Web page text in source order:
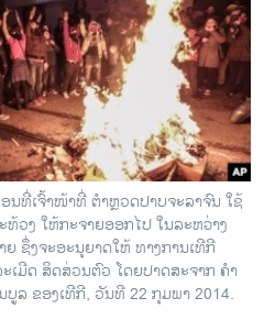
ທີ່ເຈົ້າໜ້າທີ່ ຕຳຫຼວດປາບຈະລາຈົນ ໃຊ້
ວງ ໃຫ້ກະຈາຍອອກໄປ ໃນລະຫວ່າງ
ຊຶ່ງຈະອະນຸຍາດໃຫ້ ທາງການເທີກີ
ມີດ ສິດສ່ວນຕົວ ໂດຍປາດສະຈາກ ຄຳ
ລ ຂອງເທີກີ, ວັນທີ 22 ກຸມພາ 2014.